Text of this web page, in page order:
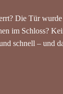
Die Tür
im Schloss?
schnell – und